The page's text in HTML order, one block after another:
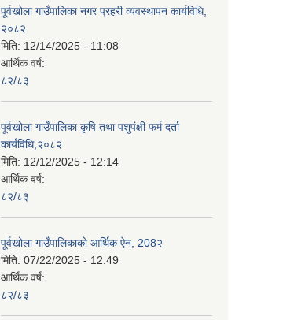
पूर्वखोला गाउँपालिका नगर प्रहरी व्यवस्थापन कार्यविधि,
२०८२
मिति: 12/14/2025 - 11:08
आर्थिक वर्ष:
८२/८३
पूर्वखोला गाउँपालिका कृषि तथा पशुपंक्षी फर्म दर्ता
कार्यविधि,२०८२
मिति: 12/12/2025 - 12:14
आर्थिक वर्ष:
८२/८३
पूर्वखोला गाउँपालिकाको आर्थिक ऐन, 208२
मिति: 07/22/2025 - 12:49
आर्थिक वर्ष:
८२/८३